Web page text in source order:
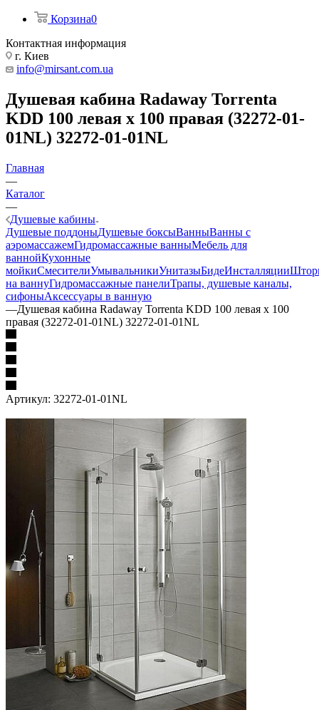
Корзина0
Контактная информация
г. Киев
info@mirsant.com.ua
Душевая кабина Radaway Torrenta
KDD 100 левая x 100 правая (32272-01-
01NL) 32272-01-01NL
Главная
—
Каталог
—
Душевые кабины
Душевые поддоныДушевые боксыВанныВанны с
аэромассажемГидромассажные ванныМебель для
ваннойКухонные
мойкиСмесителиУмывальникиУнитазыБидеИнсталляции
на ваннуГидромассажные панелиТрапы, душевые каналы,
сифоныАксессуары в ванную
—Душевая кабина Radaway Torrenta KDD 100 левая x 100
правая (32272-01-01NL) 32272-01-01NL
Артикул: 32272-01-01NL